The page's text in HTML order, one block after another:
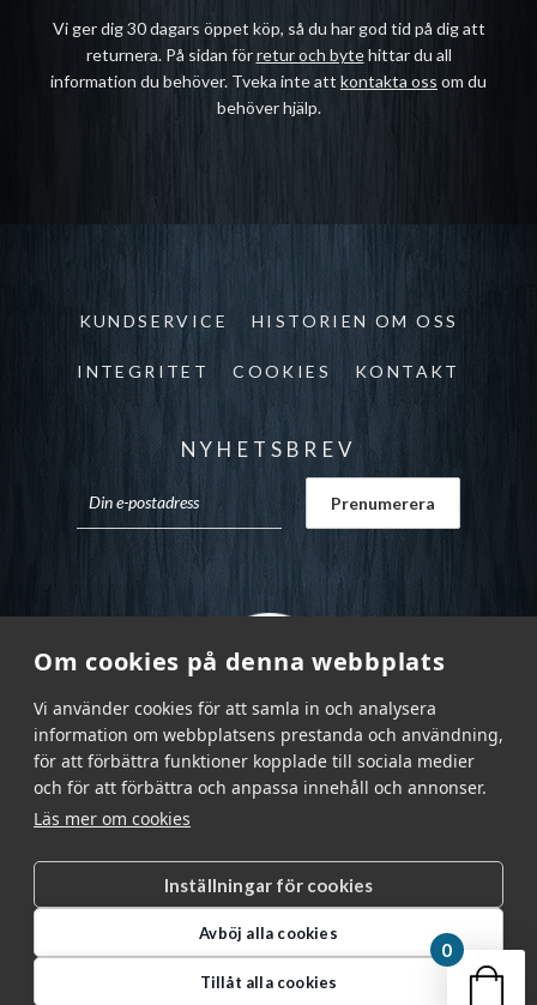
Om cookies på denna webbplats
Vi använder cookies för att samla in och analysera
information om webbplatsens prestanda och användning,
för att förbättra funktioner kopplade till sociala medier
och för att förbättra och anpassa innehåll och annonser.
Läs mer om cookies
Inställningar för cookies
Avböj alla cookies
Tillåt alla cookies
Vi ger dig 30 dagars öppet köp, så du har god tid på dig att
returnera. På sidan förretur och bytehittar du all
information du behöver. Tveka inte att kontakta oss om du
behöver hjälp.
KUNDSERVICE HISTORIEN OM OSS
INTEGRITET COOKIES KONTAKT
NYHETSBREV
Garnr Sverige AB © 2026 |
info@garnr.se
|
031 - 92 94 92
Din
0